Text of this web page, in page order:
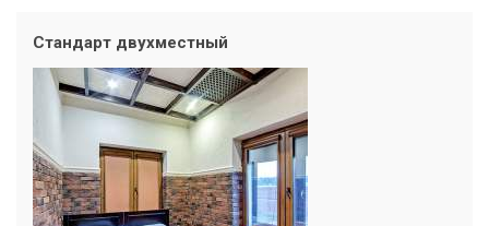
Стандарт двухместный